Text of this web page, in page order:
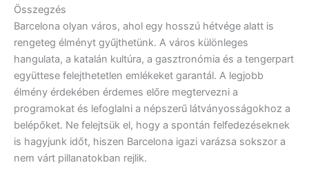
Összegzés
Barcelona olyan város, ahol egy hosszú hétvége alatt is
rengeteg élményt gyűjthetünk. A város különleges
hangulata, a katalán kultúra, a gasztronómia és a tengerpart
együttese felejthetetlen emlékeket garantál. A legjobb
élmény érdekében érdemes előre megtervezni a
programokat és lefoglalni a népszerű látványosságokhoz a
belépőket. Ne felejtsük el, hogy a spontán felfedezéseknek
is hagyjunk időt, hiszen Barcelona igazi varázsa sokszor a
nem várt pillanatokban rejlik.